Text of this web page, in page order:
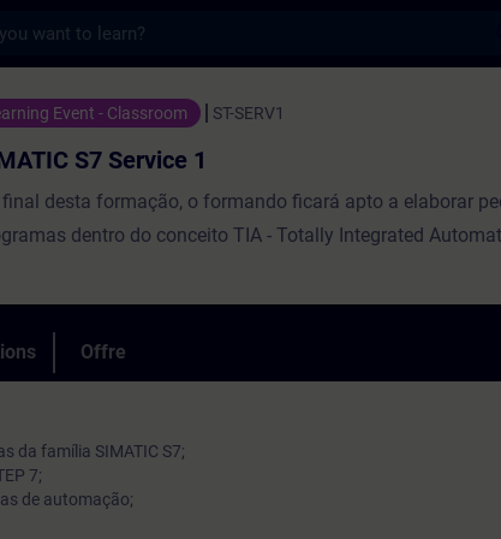
1 - Entraînement - Formation -
Event - Classroom ST-SERV1
S7 Service 1
final desta formação, o formando ficará apto a elaborar
dentro do conceito TIA - Totally Integrated
Offre
da família SIMATIC S7;
7;
de automação;